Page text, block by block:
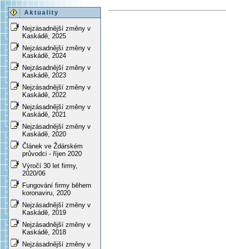
Aktuality
Nejzásadnější změny v
Kaskádě, 2025
Nejzásadnější změny v
Kaskádě, 2024
Nejzásadnější změny v
Kaskádě, 2023
Nejzásadnější změny v
Kaskádě, 2022
Nejzásadnější změny v
Kaskádě, 2021
Nejzásadnější změny v
Kaskádě, 2020
Článek ve Ždárském
průvodci - říjen 2020
Výročí 30 let firmy,
2020/06
Fungování firmy během
koronaviru, 2020
Nejzásadnější změny v
Kaskádě, 2019
Nejzásadnější změny v
Kaskádě, 2018
Nejzásadnější změny v